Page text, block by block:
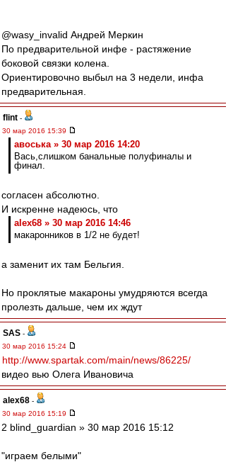
‏@wasy_invalid Андрей Меркин
По предварительной инфе - растяжение
боковой связки колена.
Ориентировочно выбыл на 3 недели, инфа
предварительная.
flint -
30 мар 2016 15:39
авоська » 30 мар 2016 14:20
Вась,слишком банальные полуфиналы и
финал.
согласен абсолютно.
И искренне надеюсь, что
alex68 » 30 мар 2016 14:46
макаронников в 1/2 не будет!
а заменит их там Бельгия.
Но проклятые макароны умудряются всегда
пролезть дальше, чем их ждут
SAS -
30 мар 2016 15:24
http://www.spartak.com/main/news/86225/
видео вью Олега Ивановича
alex68 -
30 мар 2016 15:19
2 blind_guardian » 30 мар 2016 15:12
"играем белыми"